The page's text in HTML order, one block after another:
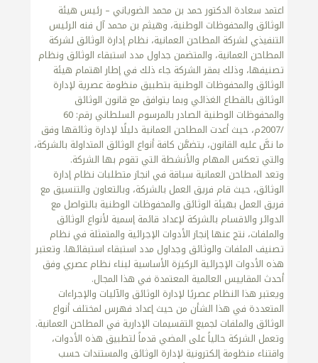
اعتمد سعادة الدكتور حمد بن محمد الضوياني – رئيس هيئة
الوثائق والمحفوظات الوطنية، وهيثم بن محمد آل فنه الرئيس
التنفيذي لشركة المطاحن العمانية، نظام إدارة الوثائق لشركة
المطاحن العمانية، والمتضمن جداول مدد استبقاء الوثائق ونظام
تصنيفها، وذلك بمقر الشركة جاء ذلك في إطار اهتمام هيئة
الوثائق والمحفوظات الوطنية بتطبيق منظومة عصرية لإدارة
الوثائق بالقطاع الغذائي وبما يتوافق مع قانون الوثائق
والمحفوظات الوطنية الصادر بالمرسوم السلطاني رقم: 60
/2007م، حيث أعدت المطاحن العمانية دليلًا لإدارة وثائقها وفق
ما نصَّ عليه القانون، يتضمَّن كافة أنواع الوثائق المتداولة بالشركة،
والتي تعكس المهام والأنشطة التي تقوم بها الشركة.
وتعد المطاحن العمانية سباقة في انجاز متطلبات نظام إدارة
الوثائق، حيث قام فريق العمل بالشركة، وبالتعاون والتنسيق مع
فريق العمل بهيئة الوثائق والمحفوظات الوطنية بالتواصل مع
الدوائر والاقسام بالشركة لإعداد قائمة إسمية لأنواع الوثائق
والملفات، نتج عنها إنجاز الأدوات الإجرائية والمتمثلة في نظام
تصنيف الملفات والوثائق وجداول مدد استبقاء استبقائها. وتعتبر
هذه الأدوات الإجرائية الركيزة الأساسية لبناء نظام عصري وفق
أحدث المقاييس العالمية المعتمدة في هذا المجال.
ويعتبر هذا النظام عصريًا لإدارة الوثائق والآليات والإجراءات
المتعددة في هذا الشأن من حيث إعداد فهرس لمختلف أنواع
الوثائق والملفات لجميع التقسيمات الإدارية في المطاحن العمانية.
وتعمل الشركة حالياً على المضي قدماً لتطبيق هذه الأدوات،
واقتناء منظومة إلكترونية لإدارة الوثائق والمستندات حسب